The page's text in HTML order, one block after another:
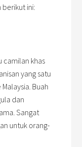
ini:
camilan khas
yang satu
Buah
dan
Sangat
untuk orang-